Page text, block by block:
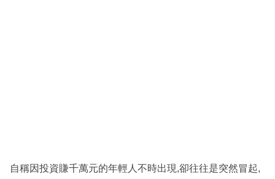
區
自稱因投資賺千萬元的年輕人不時出現,卻往往是突然冒起,